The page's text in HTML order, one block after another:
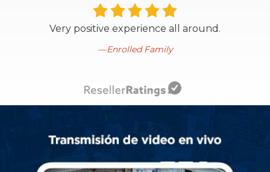
Very positive experience all around.
Enrolled Family